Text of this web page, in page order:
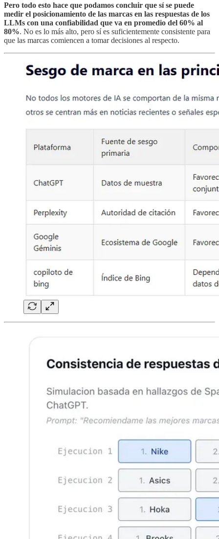
Pero todo esto hace que podamos concluir que sí se puede
medir el posicionamiento de las marcas en las respuestas de los
LLMs con una confiabilidad que va en promedio del 60% al
80%. No es lo más alto, pero sí es suficientemente consistente para
que las marcas comiencen a tomar decisiones al respecto.